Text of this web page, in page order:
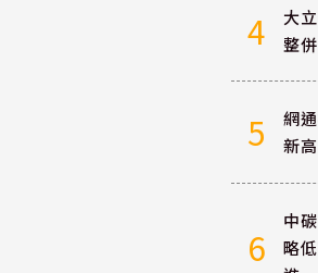
4
大
整
5
網
新
6
中
略